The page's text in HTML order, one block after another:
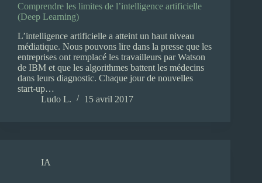
Comprendre les limites de l’intelligence artificielle
(Deep Learning)
L’intelligence artificielle a atteint un haut niveau
médiatique. Nous pouvons lire dans la presse que les
entreprises ont remplacé les travailleurs par Watson
de IBM et que les algorithmes battent les médecins
dans leurs diagnostic. Chaque jour de nouvelles
start-up…
Ludo L.
15 avril 2017
IA